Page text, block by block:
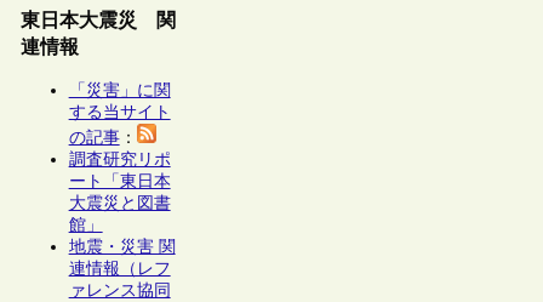
東日本大震災 関
連情報
「災害」に関
する当サイト
の記事：
調査研究リポ
ート「東日本
大震災と図書
館」
地震・災害 関
連情報（レフ
ァレンス協同